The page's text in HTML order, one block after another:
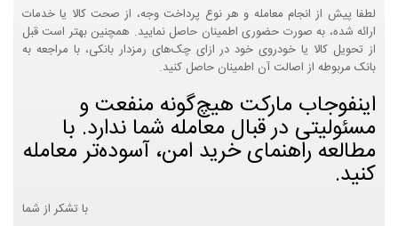
لطفا پیش از انجام معامله و هر نوع پرداخت وجه، از صحت کالا یا خدمات
ارائه شده، به صورت حضوری اطمینان حاصل نمایید. همچنین بهتر است قبل
از تحویل کالا یا خودروی خود در ازای چک‌های رمزدار بانکی، با مراجعه به
بانک مربوطه از اصالت آن اطمینان حاصل کنید.
اینفوجاب مارکت هیچ‌گونه منفعت و
مسئولیتی در قبال معامله شما ندارد. با
مطالعه راهنمای خرید امن، آسوده‌تر معامله
کنید.
با تشکر از شما